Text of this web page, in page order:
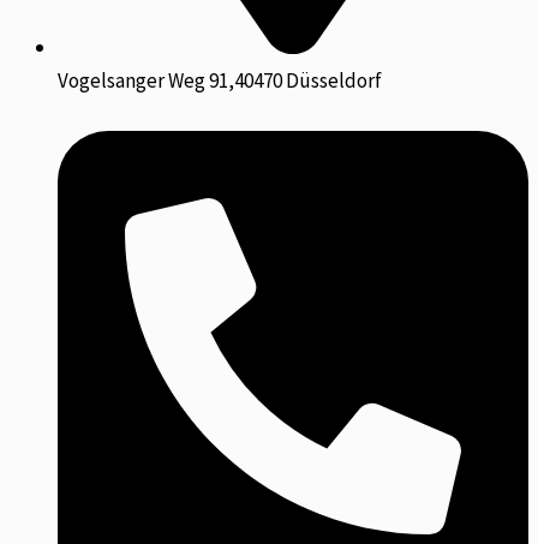
Vogelsanger Weg 91,40470 Düsseldorf